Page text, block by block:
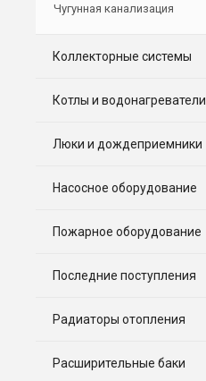
Чугунная канализация
Коллекторные системы
Котлы и водонагреватели
Люки и дождеприемники
Насосное оборудование
Пожарное оборудование
Последние поступления
Радиаторы отопления
Расширительные баки